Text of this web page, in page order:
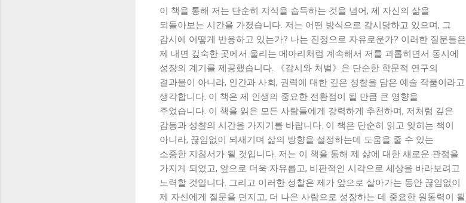
이 책을 통해 저는 단순히 지식을 습득하는 것을 넘어, 제 자신의 삶을
되돌아보는 시간을 가졌습니다. 저는 어떤 방식으로 감시당하고 있으며, 그
감시에 어떻게 반응하고 있는가? 나는 진정으로 자유로운가? 이러한 질문들은
제 내면 깊숙한 곳에서 울리는 메아리처럼 계속해서 저를 괴롭히면서 동시에
성장의 계기를 제공했습니다. 《감시와 처벌》은 단순한 학문적 연구의
결과물이 아니라, 인간과 사회, 권력에 대한 깊은 성찰을 담은 예술 작품이라고
생각합니다. 이 책은 제 인생의 중요한 전환점이 될 만큼 큰 영향을
주었습니다. 이 책을 읽은 모든 사람들에게 강력하게 추천하며, 저처럼 깊은
감동과 성찰의 시간을 가지기를 바랍니다. 이 책은 단순히 읽고 잊히는 책이
아니라, 끊임없이 되새기며 삶의 방향을 설정하는데 도움을 줄 수 있는
소중한 지침서가 될 것입니다. 저는 이 책을 통해 제 삶에 대한 새로운 관점을
가지게 되었고, 앞으로 더욱 자유롭고, 비판적인 시각으로 세상을 바라보려고
노력할 것입니다. 그리고 이러한 성찰은 제가 앞으로 살아가는 동안 끊임없이
제 자신에게 질문을 던지고, 더 나은 사람으로 성장하는 데 중요한 원동력이 될